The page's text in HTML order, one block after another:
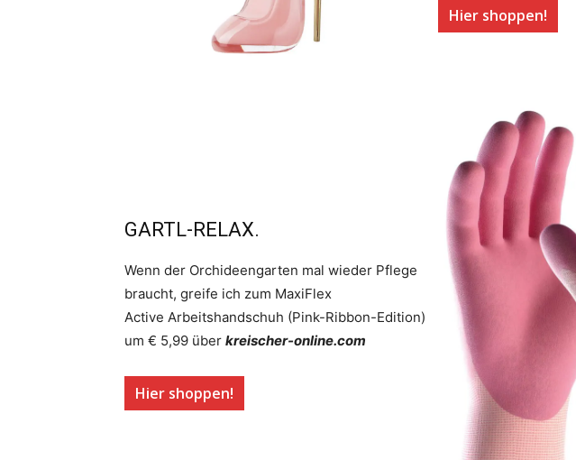
Hier shoppen!
GARTL-RELAX.
Wenn der Orchideengarten mal wieder Pflege
braucht, greife ich zum MaxiFlex
Active Arbeitshandschuh (Pink-Ribbon-Edition)
um € 5,99 über kreischer-online.com
Hier shoppen!